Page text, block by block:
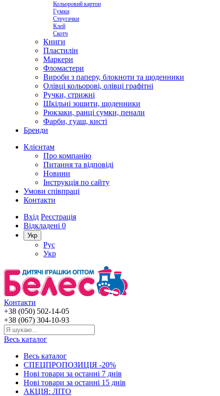
Кольоровий картон
Гумки
Стругачки
Клей
Скотч
Книги
Пластилін
Маркери
Фломастери
Вироби з паперу, блокноти та щоденники
Олівці кольорові, олівці графітні
Ручки, стрижні
Шкільні зошити, щоденники
Рюкзаки, ранці сумки, пенали
Фарби, гуаш, кисті
Бренди
Клієнтам
Про компанію
Питання та відповіді
Новини
Інструкція по сайту
Умови співпраці
Контакти
Вхід Реєстрація
Відкладені 0
Укр
Рус
Укр
Контакти
+38 (050) 502-14-05
+38 (067) 304-10-93
Весь каталог
Весь каталог
СПЕЦПРОПОЗИЦІЯ -20%
Нові товари за останнi 7 днiв
Нові товари за останнi 15 днiв
АКЦІЯ: ЛІТО